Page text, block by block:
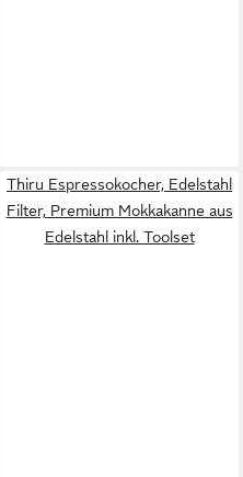
Thiru Espressokocher, Edelstahl
Filter, Premium Mokkakanne aus
Edelstahl inkl. Toolset